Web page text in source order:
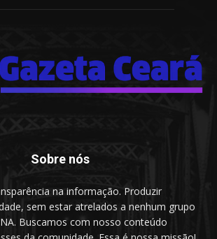
Sobre nós
na informação. Produzir
sem estar atrelados a nenhum grupo
Buscamos com nosso conteúdo